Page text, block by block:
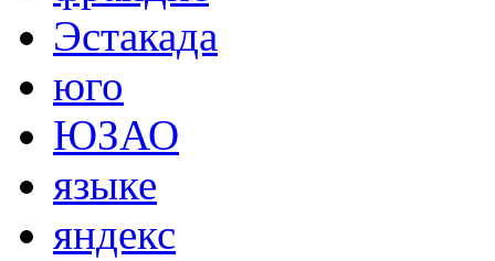
Эстакада
юго
ЮЗАО
языке
яндекс